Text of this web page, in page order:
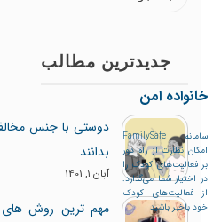
جدیدترین مطالب
دوستی با جنس
بدانند
آبان 1, 1401
مهم ترین روش های
خانواده امن
سامانه FamilySafe
امکان نظارت از راه دور
بر فعالیت‌های کودک را
در اختیار شما می‌گذارد.
از فعالیت‌های کودک
خود باخبر باشید